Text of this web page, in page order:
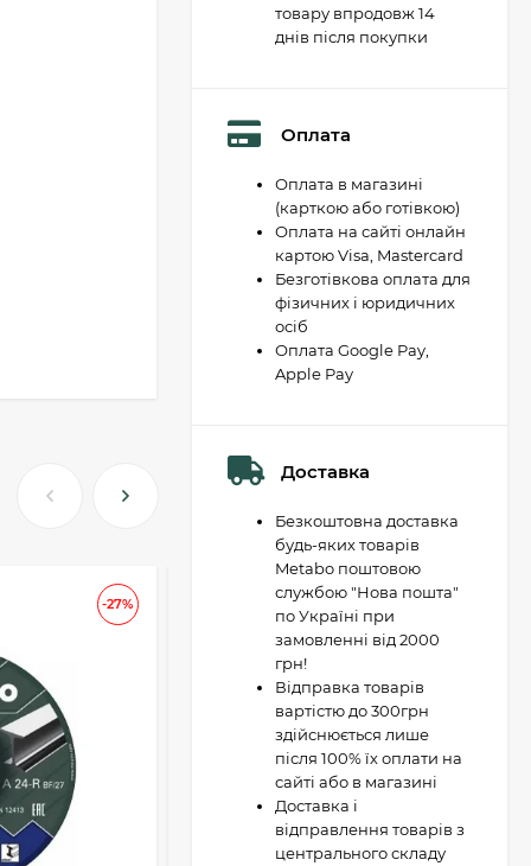
-27%
товару впродовж 14
днів після покупки
Оплата
Оплата в магазині
(карткою або готівкою)
Оплата на сайті онлайн
картою Visa, Mastercard
Безготівкова оплата для
фізичних і юридичних
осіб
Оплата Google Pay,
Apple Pay
Доставка
Безкоштовна доставка
будь-яких товарів
Metabo поштовою
службою "Нова пошта"
по Україні при
замовленні від 2000
грн!
Відправка товарів
вартістю до 300грн
здійснюється лише
після 100% їх оплати на
сайті або в магазині
Доставка і
відправлення товарів з
центрального складу